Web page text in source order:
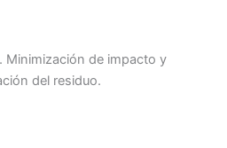
Minimización de impacto y
del residuo.